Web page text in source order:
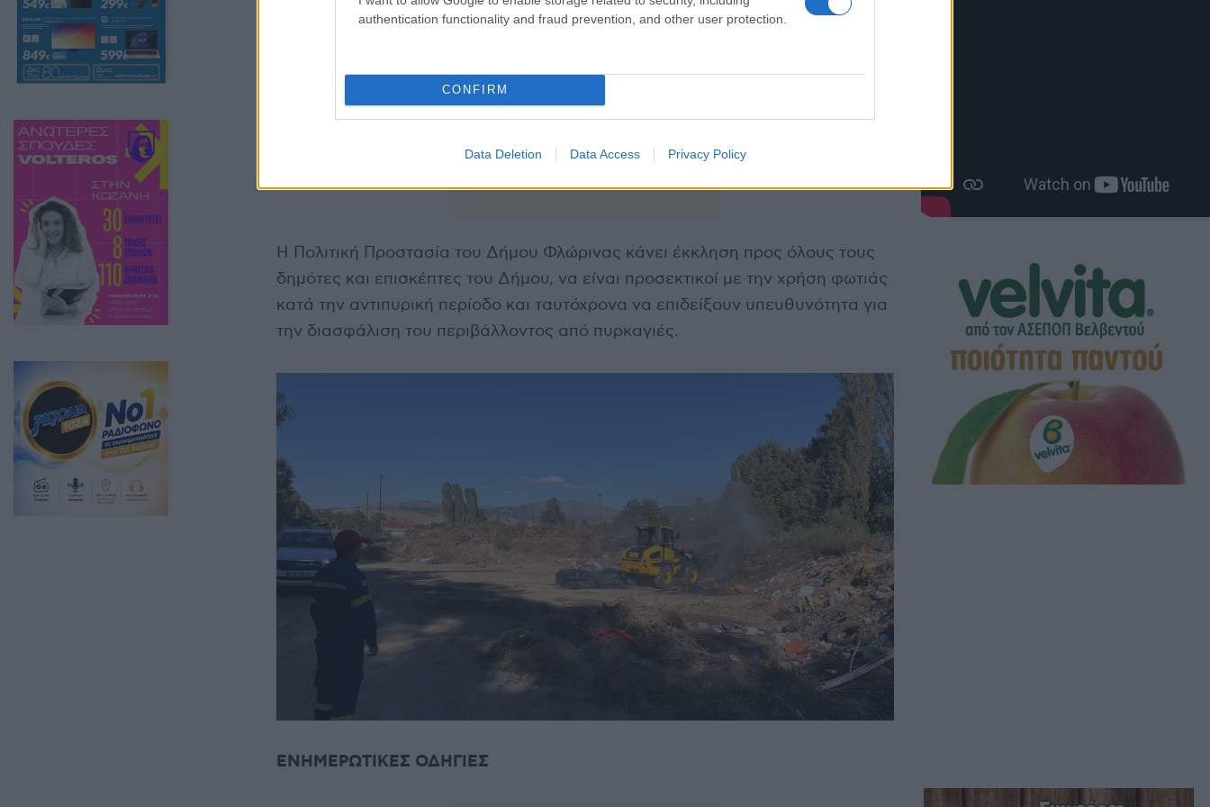
authentication functionality and fraud prevention, and other user protection.
CONFIRM
Data Deletion Data Access Privacy Policy
Η Πολιτική Προστασία του Δήμου Φλώρινας κάνει έκκληση προς όλους τους
δημότες και επισκέπτες του Δήμου, να είναι προσεκτικοί με την χρήση φωτιάς
κατά την αντιπυρική περίοδο και ταυτόχρονα να επιδείξουν υπευθυνότητα για
την διασφάλιση του περιβάλλοντος από πυρκαγιές.
ΕΝΗΜΕΡΩΤΙΚΕΣ ΟΔΗΓΙΕΣ